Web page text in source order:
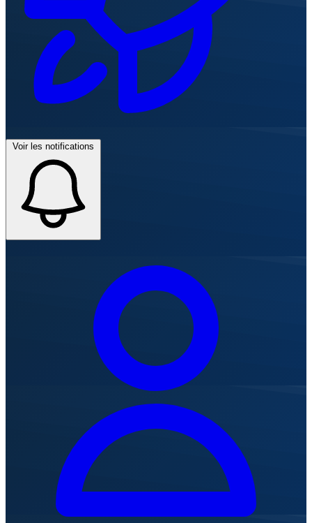
Voir les notifications